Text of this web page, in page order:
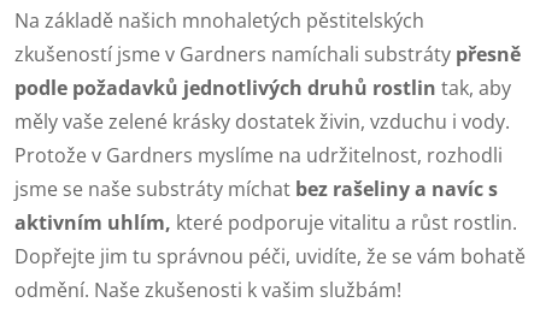
Na základě našich mnohaletých pěstitelských
zkušeností jsme v Gardners namíchali substráty přesně
podle požadavků jednotlivých druhů rostlin tak, aby
měly vaše zelené krásky dostatek živin, vzduchu i vody.
Protože v Gardners myslíme na udržitelnost, rozhodli
jsme se naše substráty míchat bez rašeliny a navíc s
aktivním uhlím, které podporuje vitalitu a růst rostlin.
Dopřejte jim tu správnou péči, uvidíte, že se vám bohatě
odmění. Naše zkušenosti k vašim službám!